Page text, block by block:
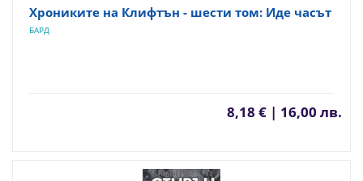
Хрониките на Клифтън - шести том: Иде часът
БАРД
8,18 € | 16,00 лв.